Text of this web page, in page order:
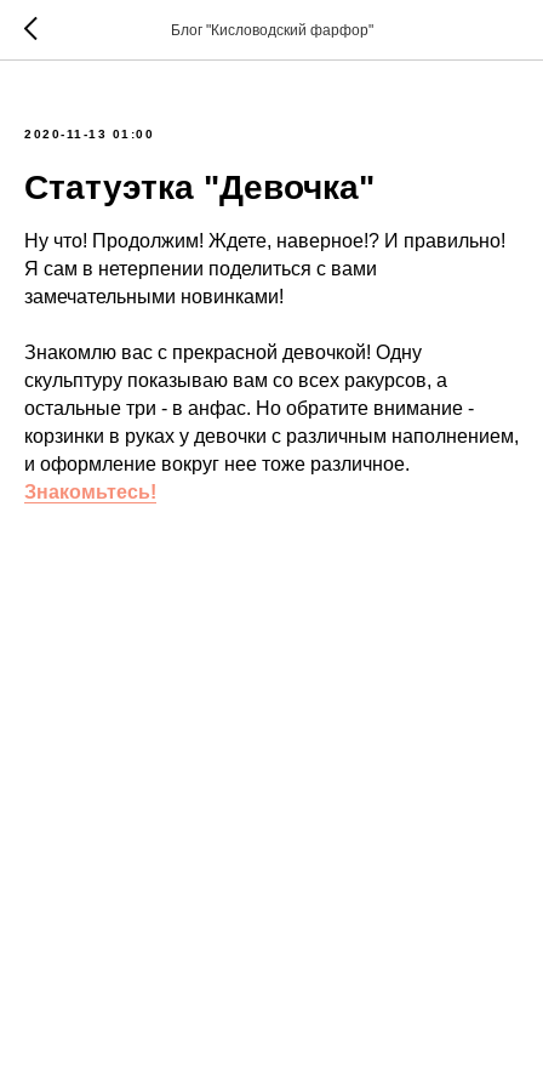
Блог "Кисловодский фарфор"
2020-11-13 01:00
Статуэтка "Девочка"
Ну что! Продолжим! Ждете, наверное!? И правильно!
Я сам в нетерпении поделиться с вами
замечательными новинками!
Знакомлю вас с прекрасной девочкой! Одну
скульптуру показываю вам со всех ракурсов, а
остальные три - в анфас. Но обратите внимание -
корзинки в руках у девочки с различным наполнением,
и оформление вокруг нее тоже различное.
Знакомьтесь!